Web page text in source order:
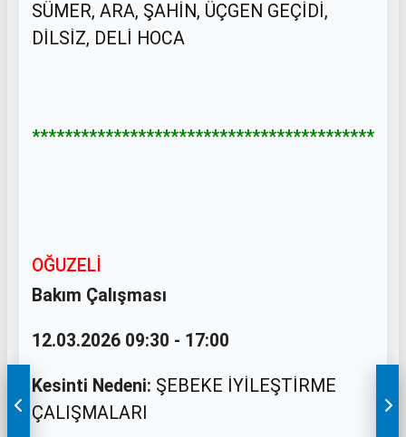
SÜMER, ARA, ŞAHİN, ÜÇGEN GEÇİDİ,
DİLSİZ, DELİ HOCA
******************************************
OĞUZELİ
Bakım Çalışması
12.03.2026 09:30 - 17:00
Kesinti Nedeni: ŞEBEKE İYİLEŞTİRME
ÇALIŞMALARI